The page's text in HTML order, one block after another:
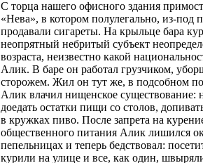
С торца нашего офисного здания
«Нева», в котором полулегально, из-под
продавали сигареты. На крыльце бара
неопрятный небритый субъект
возраста, неизвестно какой
Алик. В баре он работал грузчиком,
сторожем. Жил он тут же, в подсобном
Алик влачил нищенское существование:
доедать остатки пищи со столов,
в кружках пиво. После запрета на
общественного питания Алик лишился
пепельницах и теперь бедствовал:
курили на улице и все, как один,